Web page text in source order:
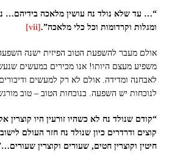
“… עד שלא נולד נח עושין מלאכה בידיהם…
ומגלות וקרדומות וכל כלי מלאכה”.[vii]
אולם מעבר להשפעת הטוב הפיזית ישנה
משפיע מעצם היותו! אנו מכירים במעשים
לאבחנה ומדידה. אולם לא רק למעשים
לנוכחות יש השפעה. בנוכחות הטוב – טוב
“קודם שנולד נח לא כשהיו זורעין היו קוצרין
קוצים ודרדרים כיון שנולד נח חזר העולם
חיטין וקוצרין חטים, שעורים וקוצרין